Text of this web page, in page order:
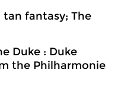
tan fantasy; The
Duke : Duke
the Philharmonie